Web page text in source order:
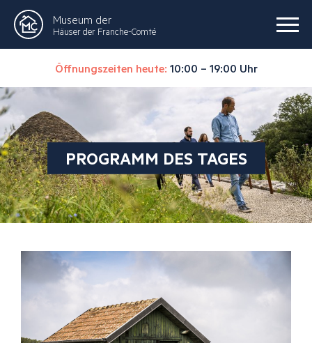
Museum der
Häuser der Franche-Comté
Öffnungszeiten heute: 10:00 – 19:00 Uhr
PROGRAMM DES TAGES